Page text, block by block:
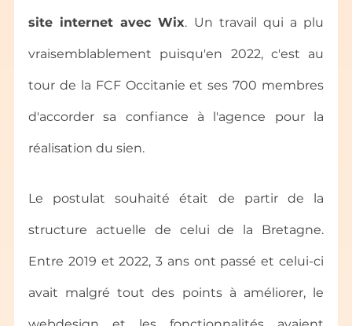
site internet avec Wix. Un travail qui a plu
vraisemblablement puisqu'en 2022, c'est au
tour de la FCF Occitanie et ses 700 membres
d'accorder sa confiance à l'agence pour la
réalisation du sien.
Le postulat souhaité était de partir de la
structure actuelle de celui de la Bretagne.
Entre 2019 et 2022, 3 ans ont passé et celui-ci
avait malgré tout des points à améliorer, le